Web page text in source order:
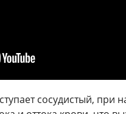
сосудистый, при